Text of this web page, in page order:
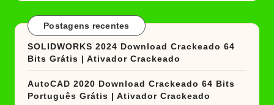
Postagens recentes
SOLIDWORKS 2024 Download Crackeado 64
Bits Grátis | Ativador Crackeado
AutoCAD 2020 Download Crackeado 64 Bits
Português Grátis | Ativador Crackeado